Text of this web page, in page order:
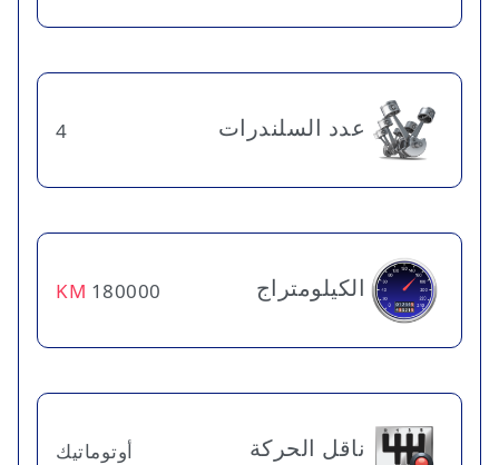
عدد السلندرات 4
الكيلومتراج 180000
KM
ناقل الحركة أوتوماتيك